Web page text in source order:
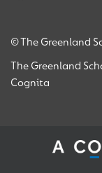
© The Greenland
The Greenland
Cognita